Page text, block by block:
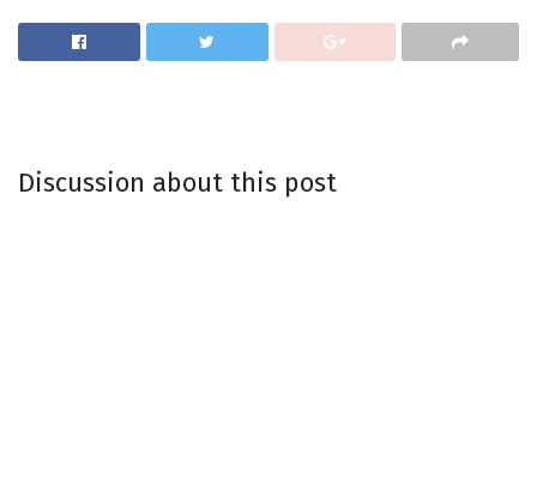
Discussion about this post